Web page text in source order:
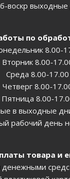
воскр выходные
по
8.00-
Вторник 8.00-
Среда 8.00-17.00
Четверг 8.00-
Пятница 8.00-
в выходные
рабочий день
товара и